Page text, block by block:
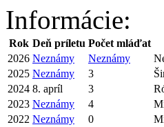
Informácie:
Rok Deň príletu Počet mláďat
2026 Neznámy Neznámy
2025 Neznámy 3
2024 8. apríl 3
2023 Neznámy 4
2022 Neznámy 0